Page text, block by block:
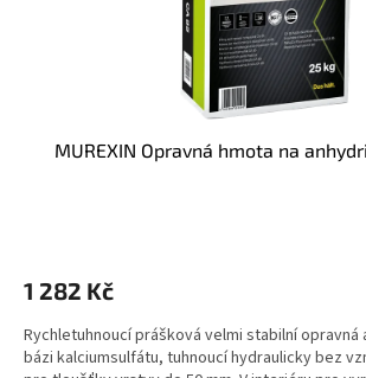
MUREXIN Opravná hmota na
1 282 Kč
Rychletuhnoucí prášková velmi stabilní opravná
bázi kalciumsulfátu, tuhnoucí hydraulicky bez